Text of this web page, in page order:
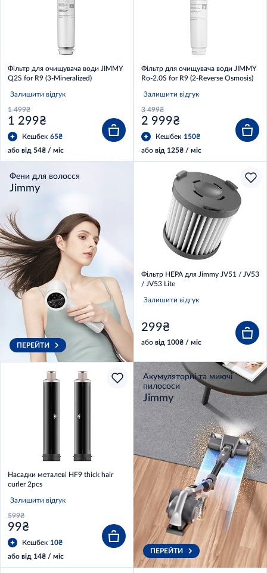
Фільтр для очищувача води JIMMY
Q2S for R9 (3-Mineralized)
Залишити відгук
1 499₴
1 299₴
Кешбек 65₴
або від 54₴ / міс
Фільтр для очищувача води JIMMY
Ro-2.0S for R9 (2-Reverse Osmosis)
Залишити відгук
3 499₴
2 999₴
Кешбек 150₴
або від 125₴ / міс
Фени для волосся
Jimmy
ПЕРЕЙТИ
Фільтр HEPA для Jimmy JV51 / JV53
/ JV53 Lite
Залишити відгук
299₴
або від 100₴ / міс
Насадки металеві HF9 thick hair
curler 2pcs
Залишити відгук
599₴
99₴
Кешбек 10₴
або від 14₴ / міс
Акумуляторні та миючі
пилососи
Jimmy
ПЕРЕЙТИ